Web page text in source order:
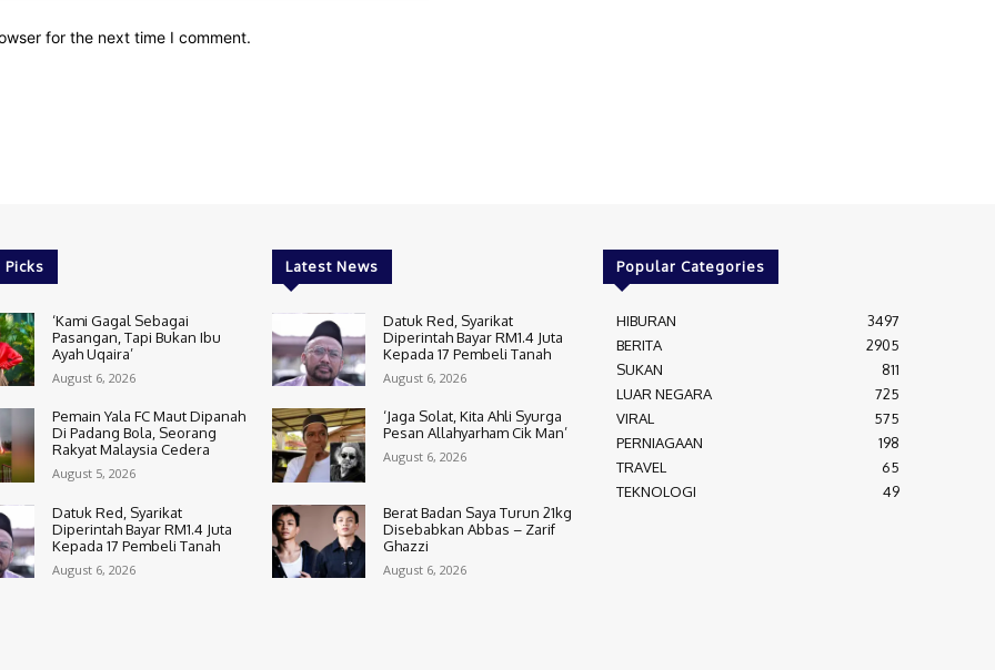
for the next time I comment.
Picks
‘Kami Gagal Sebagai
Pasangan, Tapi Bukan Ibu
Ayah Uqaira’
August 6, 2026
Pemain Yala FC Maut Dipanah
Di Padang Bola, Seorang
Rakyat Malaysia Cedera
August 5, 2026
Datuk Red, Syarikat
Diperintah Bayar RM1.4 Juta
Kepada 17 Pembeli Tanah
August 6, 2026
Latest News
Datuk Red, Syarikat
Diperintah Bayar RM1.4 Juta
Kepada 17 Pembeli Tanah
August 6, 2026
‘Jaga Solat, Kita Ahli Syurga
Pesan Allahyarham Cik Man’
August 6, 2026
Berat Badan Saya Turun 21kg
Disebabkan Abbas – Zarif
Ghazzi
August 6, 2026
Popular Categories
HIBURAN
3497
BERITA
2905
SUKAN
811
LUAR NEGARA
725
VIRAL
575
PERNIAGAAN
198
TRAVEL
65
TEKNOLOGI
49